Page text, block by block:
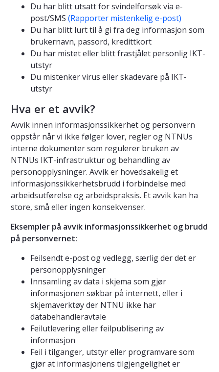
Du har blitt utsatt for svindelforsøk via e-
post/SMS (Rapporter mistenkelig e-post)
Du har blitt lurt til å gi fra deg informasjon som
brukernavn, passord, kredittkort
Du har mistet eller blitt frastjålet personlig IKT-
utstyr
Du mistenker virus eller skadevare på IKT-
utstyr
Hva er et avvik?
Avvik innen informasjonssikkerhet og personvern
oppstår når vi ikke følger lover, regler og NTNUs
interne dokumenter som regulerer bruken av
NTNUs IKT-infrastruktur og behandling av
personopplysninger. Avvik er hovedsakelig et
informasjonssikkerhetsbrudd i forbindelse med
arbeidsutførelse og arbeidspraksis. Et avvik kan ha
store, små eller ingen konsekvenser.
Eksempler på avvik informasjonssikkerhet og brudd
på personvernet:
Feilsendt e-post og vedlegg, særlig der det er
personopplysninger
Innsamling av data i skjema som gjør
informasjonen søkbar på internett, eller i
skjemaverktøy der NTNU ikke har
databehandleravtale
Feilutlevering eller feilpublisering av
informasjon
Feil i tilganger, utstyr eller programvare som
gjør at informasjonens tilgjengelighet er